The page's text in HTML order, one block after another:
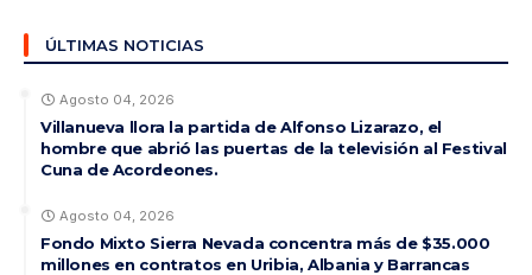
ÚLTIMAS NOTICIAS
Agosto 04, 2026
Villanueva llora la partida de Alfonso Lizarazo, el
hombre que abrió las puertas de la televisión al Festival
Cuna de Acordeones.
Agosto 04, 2026
Fondo Mixto Sierra Nevada concentra más de $35.000
millones en contratos en Uribia, Albania y Barrancas